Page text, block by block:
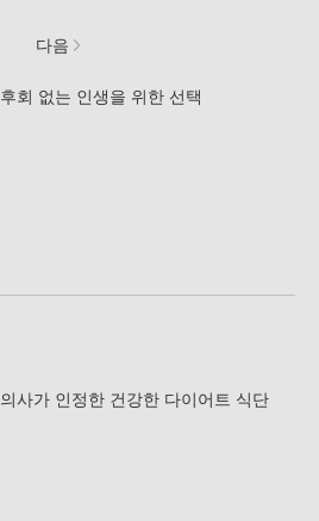
다음
후회 없는 인생을 위한 선택
의사가 인정한 건강한 다이어트 식단